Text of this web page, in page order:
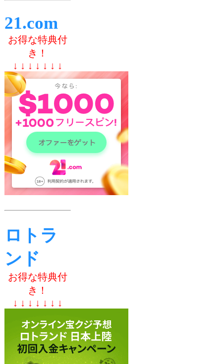
21.com
お得な特典付
き！
↓ ↓ ↓ ↓ ↓ ↓ ↓
ロトラ
ンド
お得な特典付
き！
↓ ↓ ↓ ↓ ↓ ↓ ↓